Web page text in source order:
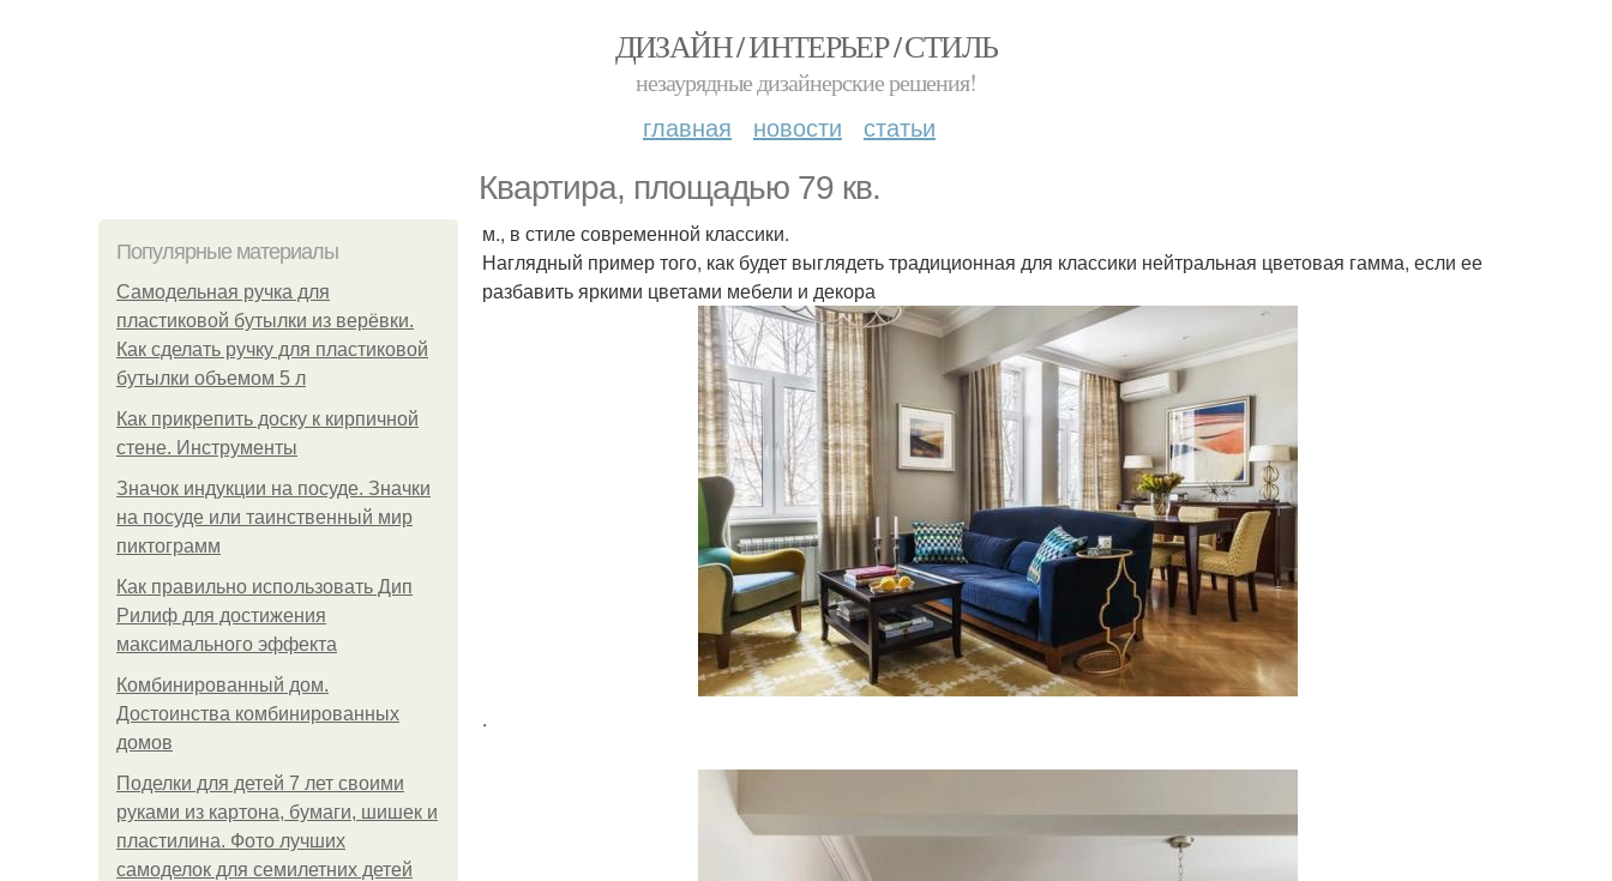
ДИЗАЙН / ИНТЕРЬЕР / СТИЛЬ
незаурядные дизайнерские решения!
главная новости статьи
Квартира, площадью 79 кв.
Популярные материалы
Самодельная ручка для
пластиковой бутылки из верёвки.
Как сделать ручку для пластиковой
бутылки объемом 5 л
Как прикрепить доску к кирпичной
стене. Инструменты
Значок индукции на посуде. Значки
на посуде или таинственный мир
пиктограмм
Как правильно использовать Дип
Рилиф для достижения
максимального эффекта
Комбинированный дом.
Достоинства комбинированных
домов
Поделки для детей 7 лет своими
руками из картона, бумаги, шишек и
пластилина. Фото лучших
самоделок для семилетних детей
м., в стиле современной классики.
Наглядный пример того, как будет выглядеть традиционная для классики нейтральная цветовая гамма, если ее
разбавить яркими цветами мебели и декора
.